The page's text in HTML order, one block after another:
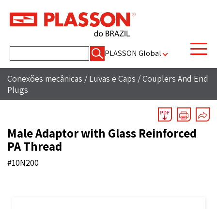
por:
PLASSON Global
Conexões mecânicas / Luvas e Caps /Couplers And End
Plugs
Male Adaptor with Glass Reinforced
PA Thread
#10N200